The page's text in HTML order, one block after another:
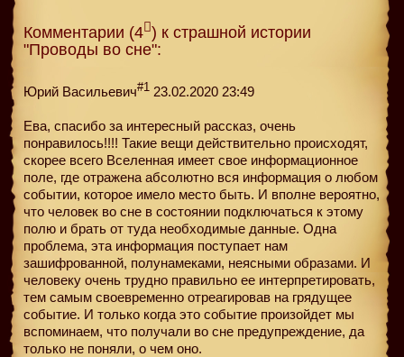
Комментарии (4 ) к страшной истории
"Проводы во сне":
Юрий Васильевич#1 23.02.2020 23:49
Ева, спасибо за интересный рассказ, очень
понравилось!!!! Такие вещи действительно происходят,
скорее всего Вселенная имеет свое информационное
поле, где отражена абсолютно вся информация о любом
событии, которое имело место быть. И вполне вероятно,
что человек во сне в состоянии подключаться к этому
полю и брать от туда необходимые данные. Одна
проблема, эта информация поступает нам
зашифрованной, полунамеками, неясными образами. И
человеку очень трудно правильно ее интерпретировать,
тем самым своевременно отреагировав на грядущее
событие. И только когда это событие произойдет мы
вспоминаем, что получали во сне предупреждение, да
только не поняли, о чем оно.